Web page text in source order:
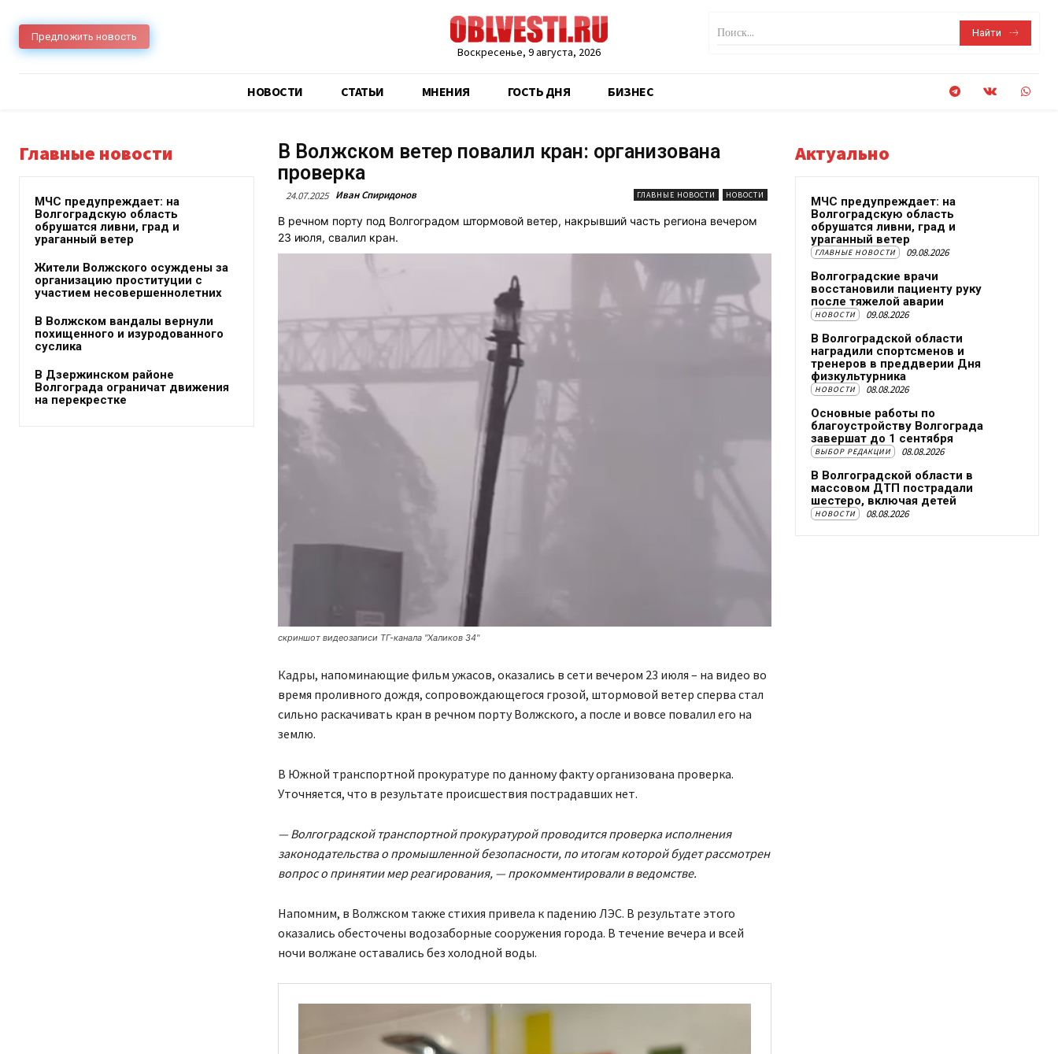
Предложить новость
Воскресенье, 9 августа, 2026
Поиск... Найти
НОВОСТИ CТАТЬИ МНЕНИЯ ГОСТЬ ДНЯ БИЗНЕС
Главные новости
МЧС предупреждает: на
Волгоградскую область
обрушатся ливни, град и
ураганный ветер
Жители Волжского осуждены за
организацию проституции с
участием несовершеннолетних
В Волжском вандалы вернули
похищенного и изуродованного
суслика
В Дзержинском районе
Волгограда ограничат движения
на перекрестке
В Волжском ветер повалил кран: организована
проверка
24.07.2025 Иван Спиридонов ГЛАВНЫЕ НОВОСТИ НОВОСТИ
В речном порту под Волгоградом штормовой ветер, накрывший часть региона вечером
23 июля, свалил кран.
скриншот видеозаписи ТГ-канала "Халиков 34"
Кадры, напоминающие фильм ужасов, оказались в сети вечером 23 июля – на видео во
время проливного дождя, сопровождающегося грозой, штормовой ветер сперва стал
сильно раскачивать кран в речном порту Волжского, а после и вовсе повалил его на
землю.
В Южной транспортной прокуратуре по данному факту организована проверка.
Уточняется, что в результате происшествия пострадавших нет.
— Волгоградской транспортной прокуратурой проводится проверка исполнения
законодательства о промышленной безопасности, по итогам которой будет рассмотрен
вопрос о принятии мер реагирования, — прокомментировали в ведомстве.
Напомним, в Волжском также стихия привела к падению ЛЭС. В результате этого
оказались обесточены водозаборные сооружения города. В течение вечера и всей
ночи волжане оставались без холодной воды.
Актуально
МЧС предупреждает: на
Волгоградскую область
обрушатся ливни, град и
ураганный ветер
ГЛАВНЫЕ НОВОСТИ 09.08.2026
Волгоградские врачи
восстановили пациенту руку
после тяжелой аварии
НОВОСТИ 09.08.2026
В Волгоградской области
наградили спортсменов и
тренеров в преддверии Дня
физкультурника
НОВОСТИ 08.08.2026
Основные работы по
благоустройству Волгограда
завершат до 1 сентября
ВЫБОР РЕДАКЦИИ 08.08.2026
В Волгоградской области в
массовом ДТП пострадали
шестеро, включая детей
НОВОСТИ 08.08.2026